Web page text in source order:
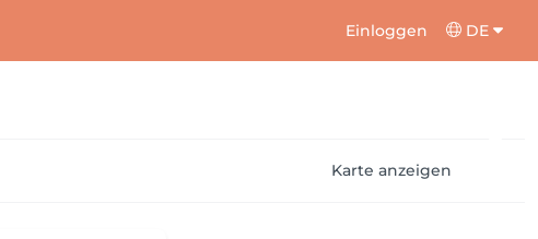
Einloggen DE
Karte anzeigen